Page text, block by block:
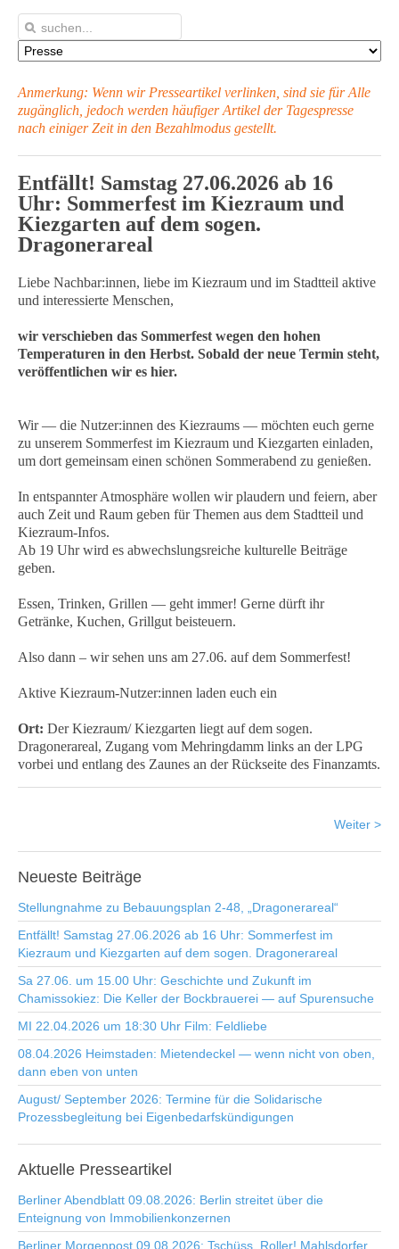
Anmerkung: Wenn wir Presseartikel verlinken, sind sie für Alle
zugänglich, jedoch werden häufiger Artikel der Tagespresse
nach einiger Zeit in den Bezahlmodus gestellt.
Entfällt! Samstag 27.06.2026 ab 16
Uhr: Sommerfest im Kiezraum und
Kiezgarten auf dem sogen.
Dragonerareal
Liebe Nachbar:innen, liebe im Kiezraum und im Stadtteil aktive
und interessierte Menschen,
wir verschieben das Sommerfest wegen den hohen
Temperaturen in den Herbst. Sobald der neue Termin steht,
veröffentlichen wir es hier.
Wir — die Nutzer:innen des Kiezraums — möchten euch gerne
zu unserem Sommerfest im Kiezraum und Kiezgarten einladen,
um dort gemeinsam einen schönen Sommerabend zu genießen.
In entspannter Atmosphäre wollen wir plaudern und feiern, aber
auch Zeit und Raum geben für Themen aus dem Stadtteil und
Kiezraum-Infos.
Ab 19 Uhr wird es abwechslungsreiche kulturelle Beiträge
geben.
Essen, Trinken, Grillen — geht immer! Gerne dürft ihr
Getränke, Kuchen, Grillgut beisteuern.
Also dann – wir sehen uns am 27.06. auf dem Sommerfest!
Aktive Kiezraum-Nutzer:innen laden euch ein
Ort: Der Kiezraum/ Kiezgarten liegt auf dem sogen.
Dragonerareal, Zugang vom Mehringdamm links an der LPG
vorbei und entlang des Zaunes an der Rückseite des Finanzamts.
Weiter >
Neueste Beiträge
Stellungnahme zu Bebauungsplan 2-48, „Dragonerareal“
Entfällt! Samstag 27.06.2026 ab 16 Uhr: Sommerfest im
Kiezraum und Kiezgarten auf dem sogen. Dragonerareal
Sa 27.06. um 15.00 Uhr: Geschichte und Zukunft im
Chamissokiez: Die Keller der Bockbrauerei — auf Spurensuche
MI 22.04.2026 um 18:30 Uhr Film: Feldliebe
08.04.2026 Heimstaden: Mietendeckel — wenn nicht von oben,
dann eben von unten
August/ September 2026: Termine für die Solidarische
Prozessbegleitung bei Eigenbedarfskündigungen
Aktuelle Presseartikel
Berliner Abendblatt 09.08.2026: Berlin streitet über die
Enteignung von Immobilienkonzernen
Berliner Morgenpost 09.08.2026: Tschüss, Roller! Mahlsdorfer